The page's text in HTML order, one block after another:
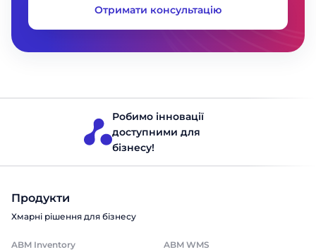
Отримати консультацію
Робимо інновації
доступними для
бізнесу!
Продукти
Хмарні рішення для бізнесу
ABM Inventory
ABM WMS